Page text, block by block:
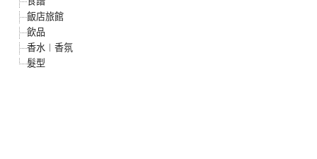
飯店旅館
飲品
香水︱香氛
髮型